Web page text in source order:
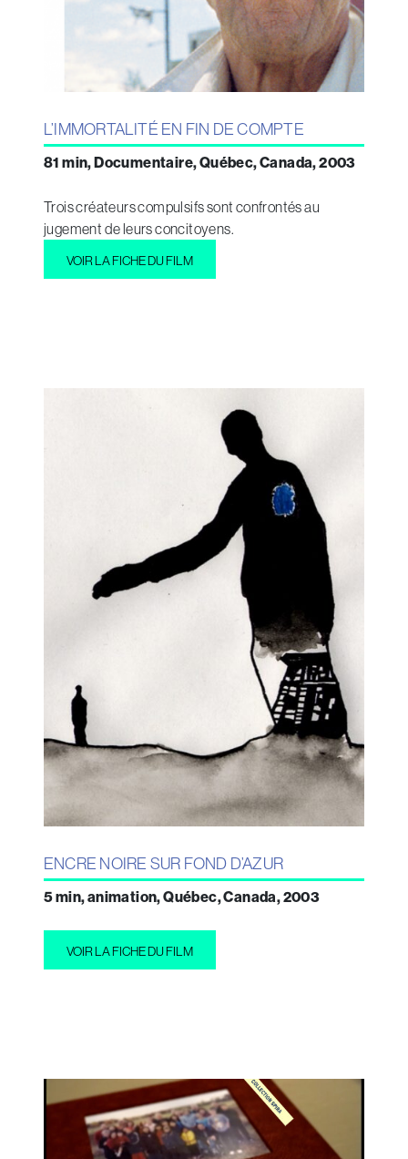
L’IMMORTALITÉ EN FIN DE COMPTE
81 min, Documentaire, Québec, Canada, 2003
Trois créateurs compulsifs sont confrontés au
jugement de leurs concitoyens.
VOIR LA FICHE DU FILM
ENCRE NOIRE SUR FOND D’AZUR
5 min, animation, Québec, Canada, 2003
VOIR LA FICHE DU FILM